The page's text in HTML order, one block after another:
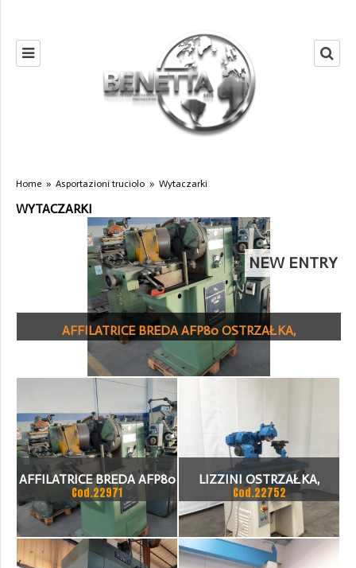
Home » Asportazioni truciolo » Wytaczarki
WYTACZARKI
NEW ENTRY
AFFILATRICE BREDA AFP80 OSTRZAŁKA,
SZLIFIERKA_COD.22971
AFFILATRICE BREDA AFP80
OSTRZAŁKA, SZLIFIERKA
Cod.22971
LIZZINI OSTRZAŁKA,
SZLIFIERKA
Cod.22752